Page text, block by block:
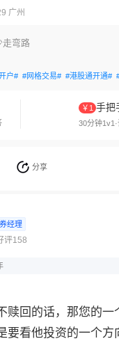
广州
走弯路
户# #网格交易# #港股通开通#
￥1 手把
30分钟
分享
经理
评158
赎回的话，那您的一
要看他投资的一个方